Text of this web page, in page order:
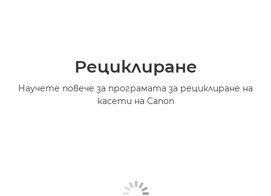
Рециклиране
Научете повече за програмата за рециклиране на
касети на Canon